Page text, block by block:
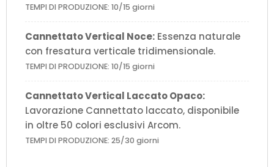
TEMPI DI PRODUZIONE: 10/15 giorni
Cannettato Vertical Noce: Essenza naturale
con fresatura verticale tridimensionale.
TEMPI DI PRODUZIONE: 10/15 giorni
Cannettato Vertical Laccato Opaco:
Lavorazione Cannettato laccato, disponibile
in oltre 50 colori esclusivi Arcom.
TEMPI DI PRODUZIONE: 25/30 giorni